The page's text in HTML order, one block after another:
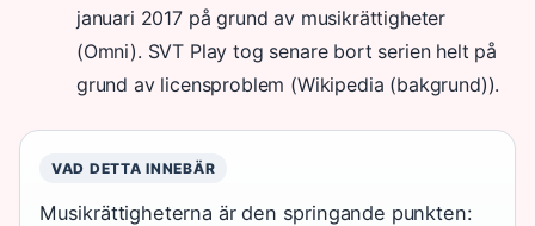
januari 2017 på grund av musikrättigheter
(Omni). SVT Play tog senare bort serien helt på
grund av licensproblem (Wikipedia (bakgrund)).
VAD DETTA INNEBÄR
Musikrättigheterna är den springande punkten: